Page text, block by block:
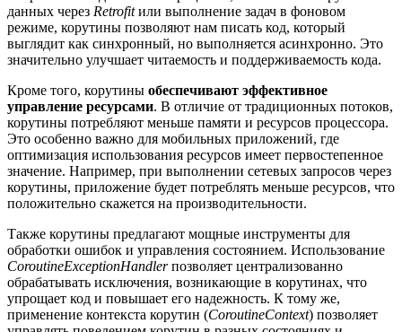
данных через Retrofitили выполнение задач в фоновом
режиме, корутины позволяют нам писать код, который
выглядит как синхронный, но выполняется асинхронно. Это
значительно улучшает читаемость и поддерживаемость кода.
Кроме того, корутины обеспечивают эффективное
управление ресурсами. В отличие от традиционных потоков,
корутины потребляют меньше памяти и ресурсов процессора.
Это особенно важно для мобильных приложений, где
оптимизация использования ресурсов имеет первостепенное
значение. Например, при выполнении сетевых запросов через
корутины, приложение будет потреблять меньше ресурсов, что
положительно скажется на производительности.
Также корутины предлагают мощные инструменты для
обработки ошибок и управления состоянием. Использование
CoroutineExceptionHandlerпозволяет централизованно
обрабатывать исключения, возникающие в корутинах, что
упрощает код и повышает его надежность. К тому же,
применение контекста корутин (CoroutineContext) позволяет